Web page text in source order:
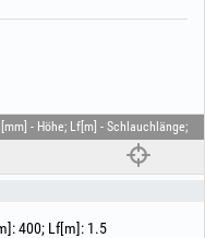
- Höhe; Lf[m] - Schlauchlänge;
400; Lf[m]: 1.5